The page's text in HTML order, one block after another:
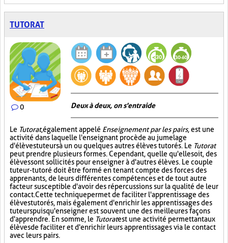
TUTORAT
0 Deux à deux, on s'entraide
Le Tutorat, également appelé Enseignement par les pairs, est une
activité dans laquelle l'enseignant procède au jumelage
d'élèves tuteurs à un ou quelques autres élèves tutorés. Le Tutorat
peut prendre plusieurs formes. Cependant, quelle qu'elle soit, des
élèves sont sollicités pour enseigner à d'autres élèves. Le couple
tuteur-tutoré doit être formé en tenant compte des forces des
apprenants, de leurs différentes compétences et de tout autre
facteur susceptible d'avoir des répercussions sur la qualité de leur
contact. Cette technique permet de faciliter l'apprentissage des
élèves tutorés, mais également d'enrichir les apprentissages des
tuteurs puisqu'enseigner est souvent une des meilleures façons
d'apprendre. En somme, le Tutoratest une activité permettant aux
élèves de faciliter et d'enrichir leurs apprentissages via le contact
avec leurs pairs.